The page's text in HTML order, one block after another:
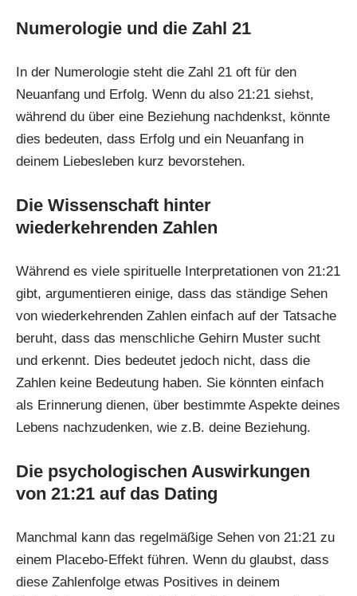
Numerologie und die Zahl 21
In der Numerologie steht die Zahl 21 oft für den
Neuanfang und Erfolg. Wenn du also 21:21 siehst,
während du über eine Beziehung nachdenkst, könnte
dies bedeuten, dass Erfolg und ein Neuanfang in
deinem Liebesleben kurz bevorstehen.
Die Wissenschaft hinter
wiederkehrenden Zahlen
Während es viele spirituelle Interpretationen von 21:21
gibt, argumentieren einige, dass das ständige Sehen
von wiederkehrenden Zahlen einfach auf der Tatsache
beruht, dass das menschliche Gehirn Muster sucht
und erkennt. Dies bedeutet jedoch nicht, dass die
Zahlen keine Bedeutung haben. Sie könnten einfach
als Erinnerung dienen, über bestimmte Aspekte deines
Lebens nachzudenken, wie z.B. deine Beziehung.
Die psychologischen Auswirkungen
von 21:21 auf das Dating
Manchmal kann das regelmäßige Sehen von 21:21 zu
einem Placebo-Effekt führen. Wenn du glaubst, dass
diese Zahlenfolge etwas Positives in deinem